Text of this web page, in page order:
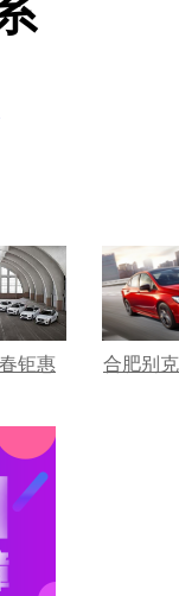
钜惠 合肥别